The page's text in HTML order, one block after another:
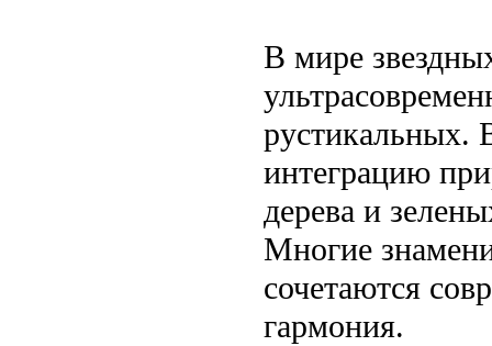
В мире
рустикальных.
интеграцию
дерева и
Многие
сочетаются
гармония.